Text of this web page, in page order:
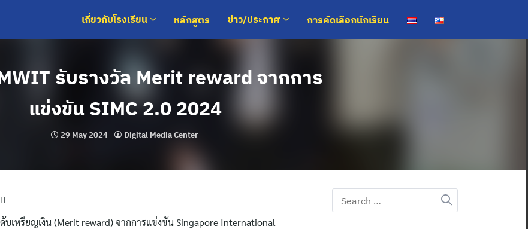
เกี่ยวกับโรงเรียน หลักสูตร ข่าว/ประกาศ การคัดเลือกนักเรียน
รับรางวัล Merit reward จากการ
แข่งขัน SIMC 2.0 2024
29 May 2024 Digital Media Center
เหรียญเงิน (Merit reward) จากการแข่งขัน Singapore International
Search
for: